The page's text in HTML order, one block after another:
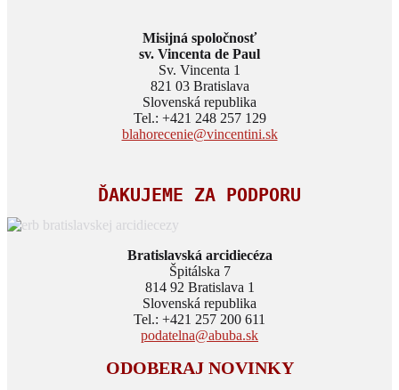
Misijná spoločnosť
sv. Vincenta de Paul
Sv. Vincenta 1
821 03 Bratislava
Slovenská republika
Tel.: +421 248 257 129
blahorecenie@vincentini.sk
ĎAKUJEME ZA PODPORU
Bratislavská arcidiecéza
Špitálska 7
814 92 Bratislava 1
Slovenská republika
Tel.: +421 257 200 611
podatelna@abuba.sk
ODOBERAJ NOVINKY